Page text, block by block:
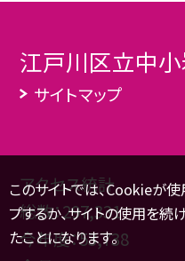
江戸川区立中
サイトマップ
アクセス統計
総数：297,331
今年度：53,738
このサイトでは、Cookieが
プするか、サイトの使用を続
たことになります。